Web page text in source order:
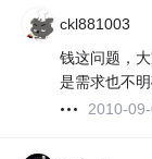
ckl881003
钱这问题，
是需求也不
2010-